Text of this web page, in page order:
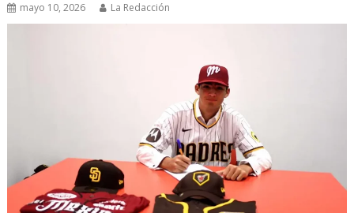
mayo 10, 2026 La Redacción